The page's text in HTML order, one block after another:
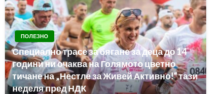
ПОЛЕЗНО
Специално трасе за бягане за деца до 14
години ни очаква на Голямото цветно
тичане на „Нестле за Живей Активно!“ тази
неделя пред НДК